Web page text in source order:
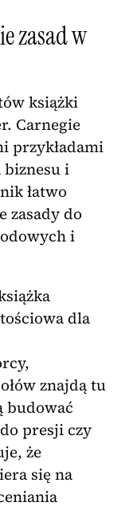
zasad w
książki
Carnegie
przykładami
biznesu i
łatwo
zasady do
i
dla
znajdą tu
budować
presji czy
że
się na